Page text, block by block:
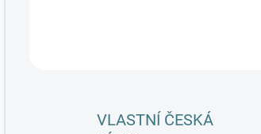
VLASTNÍ ČESKÁ